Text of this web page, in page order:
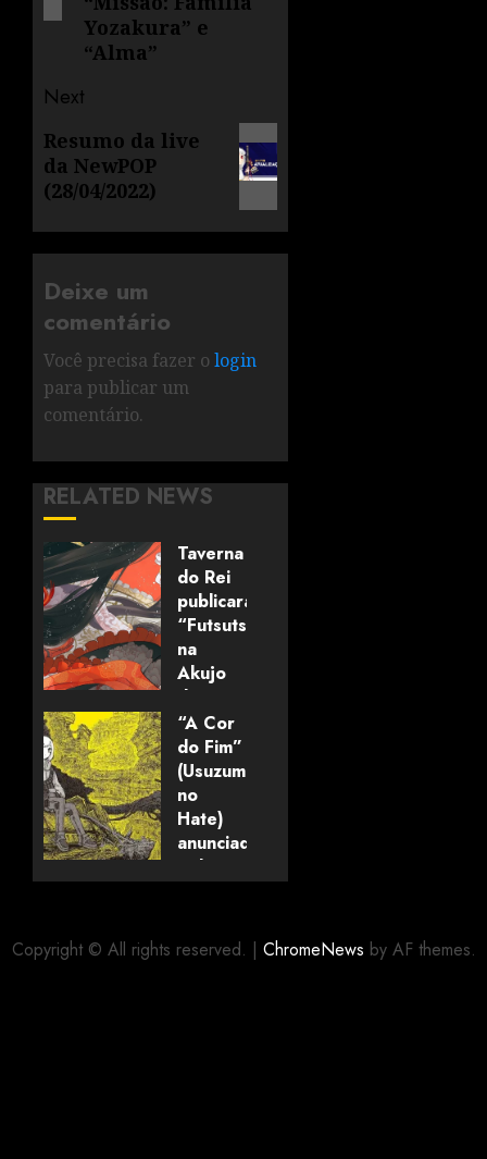
Yozakura” e
“Alma”
Next
Resumo da live
da NewPOP
(28/04/2022)
Deixe um
comentário
Você precisa fazer o login
para publicar um
comentário.
RELATED NEWS
Taverna
do Rei
publicará
“Futsutsuka
na
Akujo
dewa
Gozaimasu
ga”
(mangá)
05/08/2026
0
“A Cor
do Fim”
(Usuzumi
no
Hate)
anunciado
pela
Copyright © All rights reserved. | ChromeNews by AF themes.